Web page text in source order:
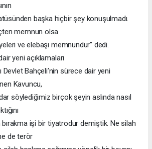
başka hiçbir şey konuşulmadı.
memnun olsa
ve elebaşı memnundur” dedi.
yeni açıklamaları
Devlet Bahçeli’nin sürece dair yeni
Kavuncu,
söylediğimiz birçok şeyin aslında nasıl
işi bir tiyatrodur demiştik. Ne silah
de terör